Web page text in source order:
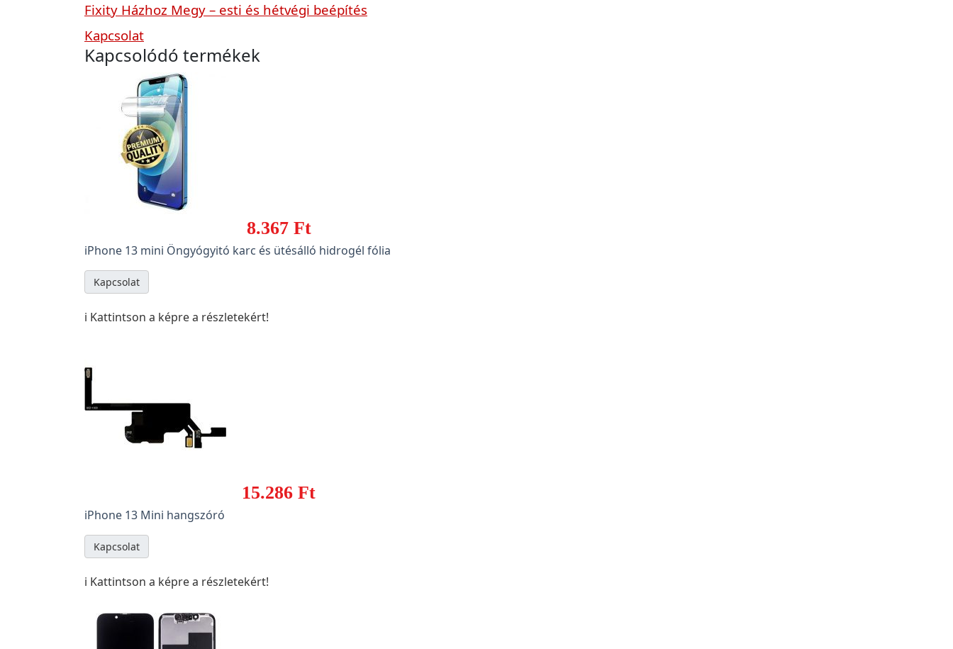
Fixity Házhoz Megy – esti és hétvégi beépítés
Kapcsolat
Kapcsolódó termékek
8.367 Ft
iPhone 13 mini Öngyógyitó karc és ütésálló hidrogél fólia
Kapcsolat
ℹ️ Kattintson a képre a részletekért!
15.286 Ft
iPhone 13 Mini hangszóró
Kapcsolat
ℹ️ Kattintson a képre a részletekért!